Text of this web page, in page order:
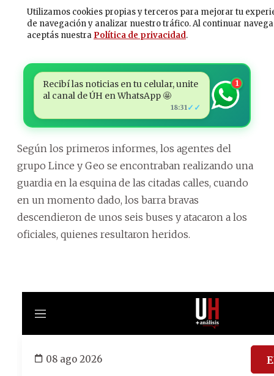
Recibí las noticias en tu celular, unite
al canal de ÚH en WhatsApp 🤩
18:31 ✓✓
1
Según los primeros informes, los agentes del
grupo Lince y Geo se encontraban realizando una
guardia en la esquina de las citadas calles, cuando
en un momento dado, los barra bravas
descendieron de unos seis buses y atacaron a los
oficiales, quienes resultaron heridos.